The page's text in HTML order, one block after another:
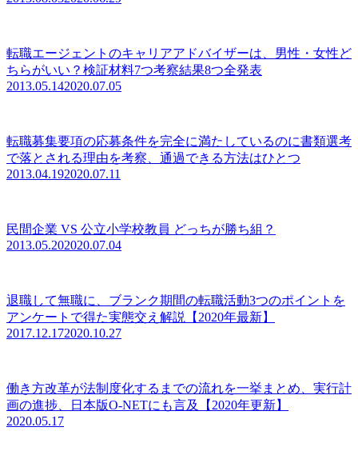
転職エージェントのキャリアアドバイザーは、男性・女性ど
ちらがいい？検証材料7つ考察結果8つ全発表
2013.05.142020.07.05
転職募集要項の応募条件を完全に満たしているのに書類選考
で落とされる理由を考察、通過できる方法はひとつ
2013.04.192020.07.11
民間企業 VS 公立小学校教員 どっちが勝ち組？
2013.05.202020.07.04
退職して無職に、ブランク期間の転職活動3つのポイントを
アンケートで得た実態交え解説【2020年最新】
2017.12.172020.10.27
働き方改革が法制度化するまでの流れを一挙まとめ、実行計
画の進捗、日本版O-NETにも言及【2020年更新】
2020.05.17